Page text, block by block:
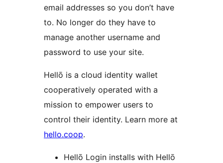
email addresses so you don’t have
to. No longer do they have to
manage another username and
password to use your site.
Hellō is a cloud identity wallet
cooperatively operated with a
mission to empower users to
control their identity. Learn more at
hello.coop.
Hellō Login installs with Hellō